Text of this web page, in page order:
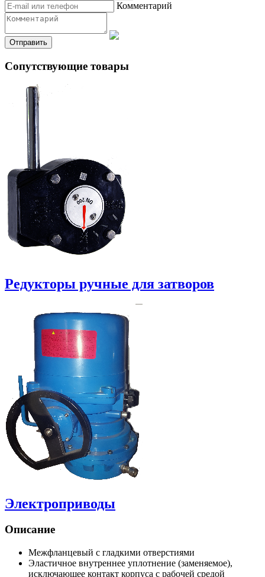
Комментарий
Сопутствующие товары
Редукторы ручные для затворов
Электроприводы
Описание
Межфланцевый с гладкими отверстиями
Эластичное внутреннее уплотнение (заменяемое),
исключающее контакт корпуса с рабочей средой